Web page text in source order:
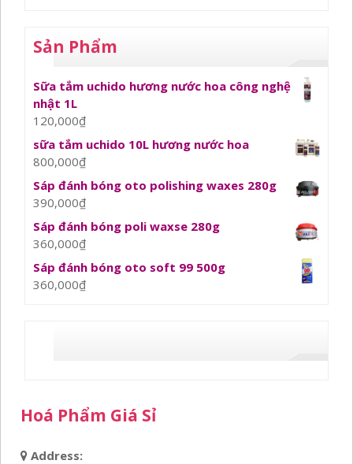
Sản Phẩm
Sữa tắm uchido hương nước hoa công nghệ
nhật 1L
120,000₫
sữa tắm uchido 10L hương nước hoa
800,000₫
Sáp đánh bóng oto polishing waxes 280g
390,000₫
Sáp đánh bóng poli waxse 280g
360,000₫
Sáp đánh bóng oto soft 99 500g
360,000₫
Hoá Phẩm Giá Sỉ
Address: